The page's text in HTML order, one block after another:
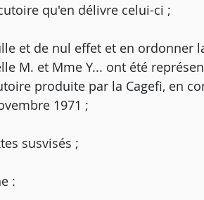
qu'en délivre celui-ci ;
et de nul effet et en ordonner
M. et Mme Y... ont été
produite par la Cagefi, en
1971 ;
susvisés ;
: